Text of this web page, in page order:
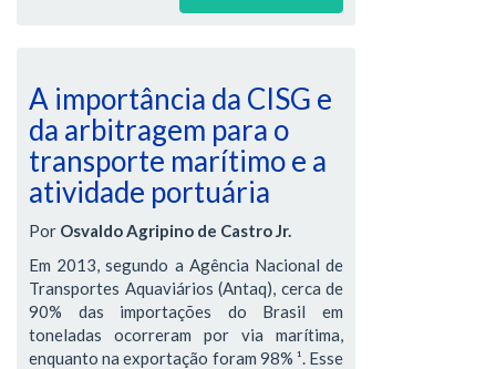
A importância da CISG e
da arbitragem para o
transporte marítimo e a
atividade portuária
Por Osvaldo Agripino de Castro Jr.
Em 2013, segundo a Agência Nacional de
Transportes Aquaviários (Antaq), cerca de
90% das importações do Brasil em
toneladas ocorreram por via marítima,
enquanto na exportação foram 98% ¹. Esse